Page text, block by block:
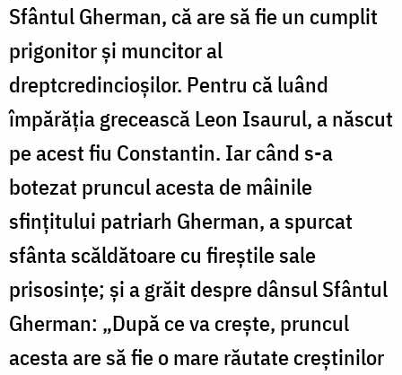
Sfântul Gherman, că are să fie un cumplit
prigonitor și muncitor al
dreptcredincioșilor. Pentru că luând
împărăția grecească Leon Isaurul, a născut
pe acest fiu Constantin. Iar când s-a
botezat pruncul acesta de mâinile
sfințitului patriarh Gherman, a spurcat
sfânta scăldătoare cu fireștile sale
prisosințe; și a grăit despre dânsul Sfântul
Gherman: „După ce va crește, pruncul
acesta are să fie o mare răutate creștinilor